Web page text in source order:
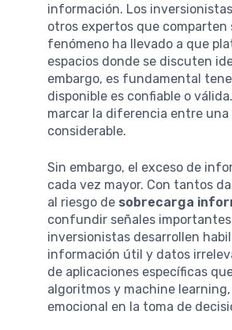
información. Los
otros expertos que comparten
fenómeno ha llevado a que
espacios donde se discuten
embargo, es fundamental
disponible es confiable o
marcar la diferencia entre
considerable.
Sin embargo, el exceso de
cada vez mayor. Con tantos
al riesgo de sobrecarga
confundir señales
inversionistas desarrollen
información útil y datos
de aplicaciones específicas
algoritmos y machine
emocional en la toma de